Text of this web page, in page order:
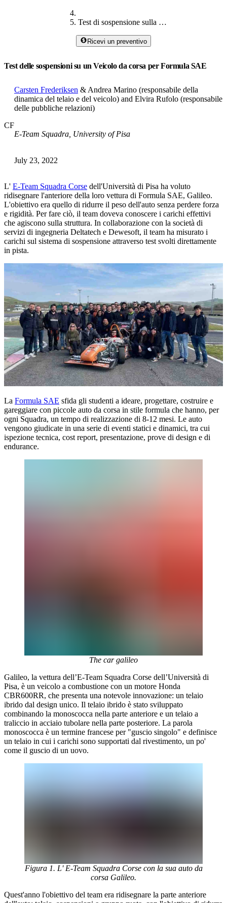
Test di sospensione sulla formula
Ricevi un preventivo
Test delle sospensioni su un Veicolo da corsa per Formula SAE
CF
Carsten Frederiksen & Andrea Marino (responsabile della
dinamica del telaio e del veicolo) and Elvira Rufolo (responsabile
delle pubbliche relazioni)
E-Team Squadra, University of Pisa
July 23, 2022
L' E-Team Squadra Corse dell'Università di Pisa ha voluto
ridisegnare l'anteriore della loro vettura di Formula SAE, Galileo.
L'obiettivo era quello di ridurre il peso dell'auto senza perdere forza
e rigidità. Per fare ciò, il team doveva conoscere i carichi effettivi
che agiscono sulla struttura. In collaborazione con la società di
servizi di ingegneria Deltatech e Dewesoft, il team ha misurato i
carichi sul sistema di sospensione attraverso test svolti direttamente
in pista.
La Formula SAE sfida gli studenti a ideare, progettare, costruire e
gareggiare con piccole auto da corsa in stile formula che hanno, per
ogni Squadra, un tempo di realizzazione di 8-12 mesi. Le auto
vengono giudicate in una serie di eventi statici e dinamici, tra cui
ispezione tecnica, cost report, presentazione, prove di design e di
endurance.
The car galileo
Galileo, la vettura dell’E-Team Squadra Corse dell’Università di
Pisa, è un veicolo a combustione con un motore Honda
CBR600RR, che presenta una notevole innovazione: un telaio
ibrido dal design unico. Il telaio ibrido è stato sviluppato
combinando la monoscocca nella parte anteriore e un telaio a
traliccio in acciaio tubolare nella parte posteriore. La parola
monoscocca è un termine francese per "guscio singolo" e definisce
un telaio in cui i carichi sono supportati dal rivestimento, un po'
come il guscio di un uovo.
Figura 1. L' E-Team Squadra Corse con la sua auto da
corsa Galileo.
Quest'anno l'obiettivo del team era ridisegnare la parte anteriore